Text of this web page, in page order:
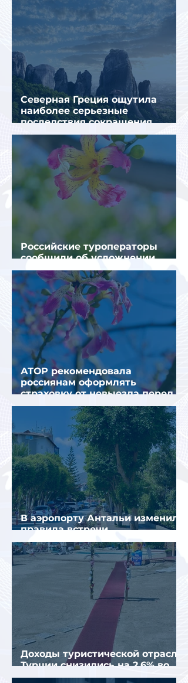
Северная Греция ощутила
наиболее серьезные
последствия сокращения
турпотока из России
Российские туроператоры
сообщили об усложнении
получения виз в Грецию
АТОР рекомендовала
россиянам оформлять
страховку от невыезда перед
поездкой в Грецию
В аэропорту Антальи изменили
правила встречи
организованных туристов
Доходы туристической отрасли
Турции снизились на 2,6% во
втором квартале 2026 года